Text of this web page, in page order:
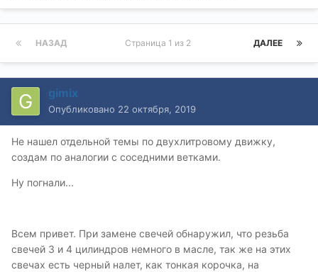
НАЗАД ДАЛЕЕ
Страница 1 из 2
gimix
Опубликовано 22 октября, 2019
Не нашел отдельной темы по двухлитровому движку,
создам по аналогии с соседними ветками.
Ну погнали...
Всем привет. При замене свечей обнаружил, что резьба
свечей 3 и 4 цилиндров немного в масле, так же на этих
свечах есть черный налет, как тонкая корочка, на